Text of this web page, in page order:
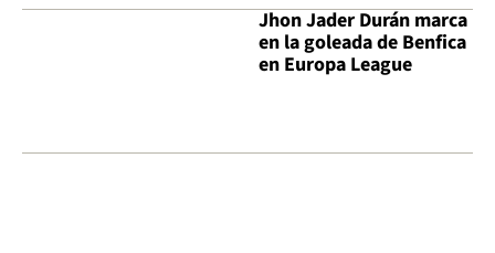
Jhon Jader Durán marca
en la goleada de Benfica
en Europa League